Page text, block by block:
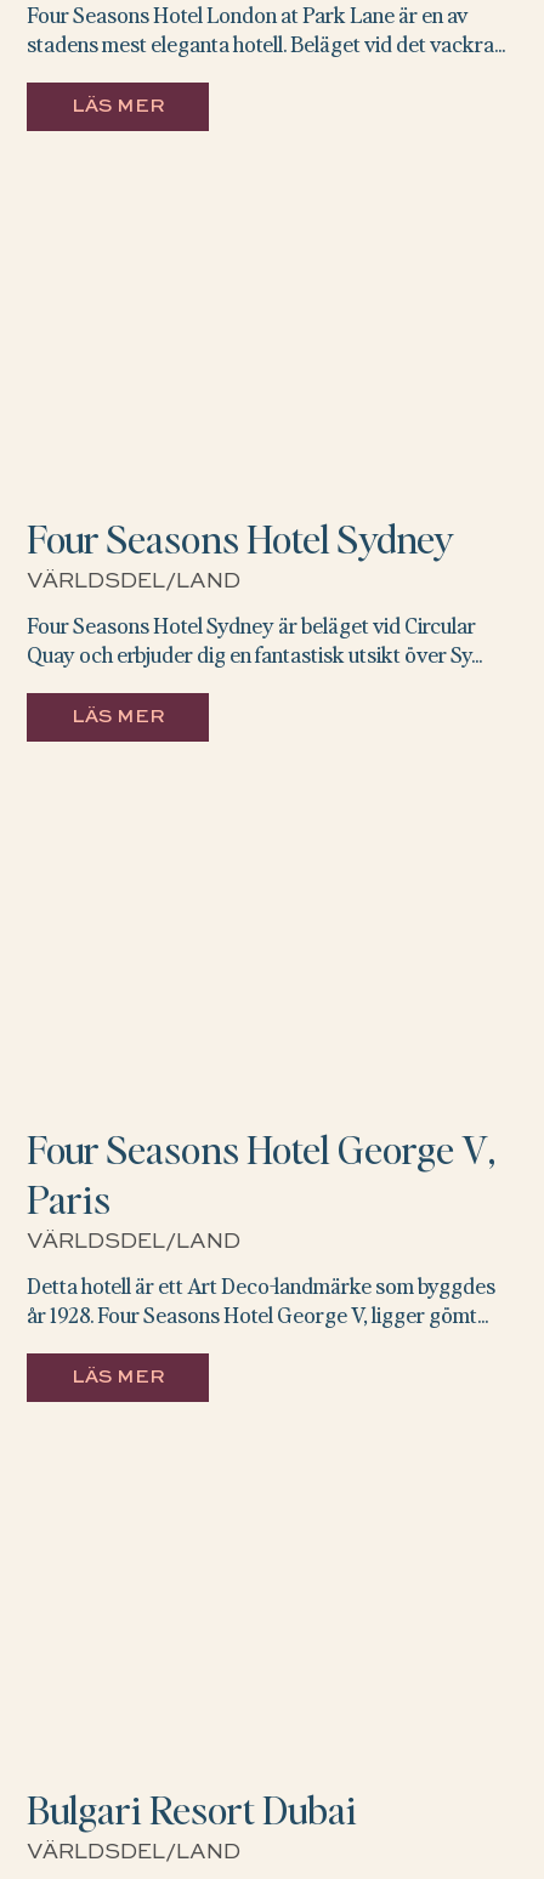
Four Seasons Hotel London at Park Lane är en av
stadens mest eleganta hotell. Beläget vid det vackra...
LÄS MER
Four Seasons Hotel Sydney
VÄRLDSDEL/LAND
Four Seasons Hotel Sydney är beläget vid Circular
Quay och erbjuder dig en fantastisk utsikt över Sy...
LÄS MER
Four Seasons Hotel George V,
Paris
VÄRLDSDEL/LAND
Detta hotell är ett Art Deco-landmärke som byggdes
år 1928. Four Seasons Hotel George V, ligger gömt...
LÄS MER
Bulgari Resort Dubai
VÄRLDSDEL/LAND